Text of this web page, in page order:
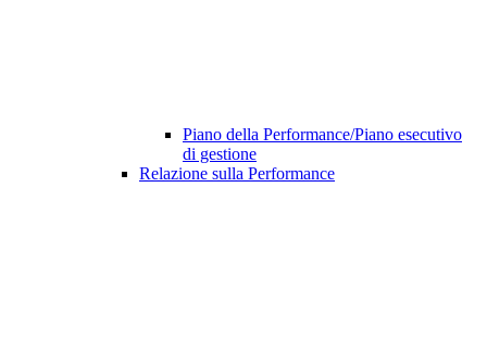
Piano della Performance/Piano esecutivo
di gestione
Relazione sulla Performance